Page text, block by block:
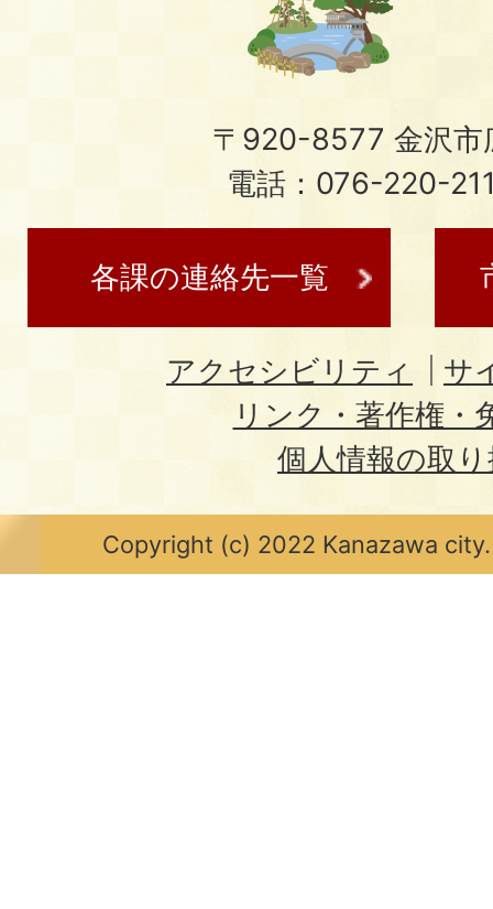
〒920-8577 金沢市
電話：076-220-
各課の連絡先一覧
アクセシビリティ
サ
リンク・著作権・
個人情報の取
Copyright (c) 2022 Kanazawa